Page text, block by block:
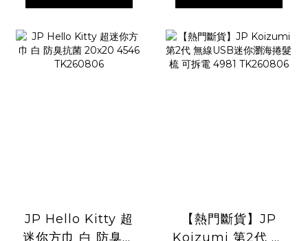
JP Hello Kitty 超
迷你方巾 白 防臭抗
【熱門斷貨】JP
Koizumi 第2代 無